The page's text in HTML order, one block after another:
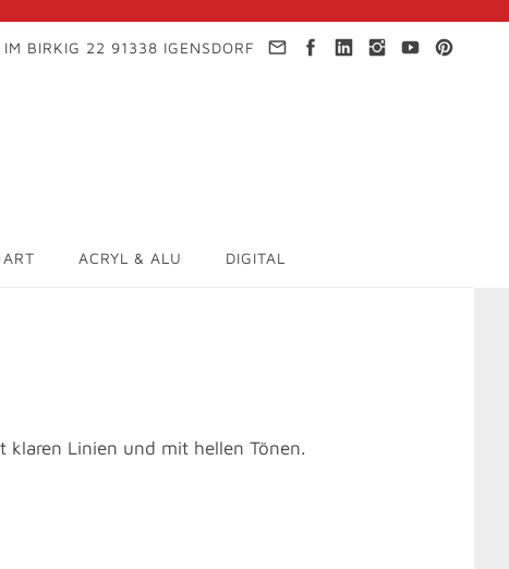
BIRKIG 22 91338 IGENSDORF
ACRYL & ALU DIGITAL
Linien und mit hellen Tönen.